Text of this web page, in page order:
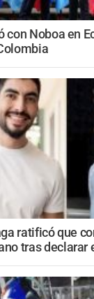
con Noboa en
ratificó que
tras declarar